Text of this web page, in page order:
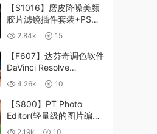
【S1016】磨皮降噪美颜
胶片滤镜插件套装+PS动
作 Imagenomic
Professional Plugin Suite
v2027 Win汉化中文版
2.84k 15
【F607】达芬奇调色软件
DaVinci Resolve
Studio18.6Win、Mac 中
文/英文
4.26k 10
【S800】PT Photo
Editor(轻量级的图片编辑
工具)5.10.3汉化版 WIN
2.19k 10